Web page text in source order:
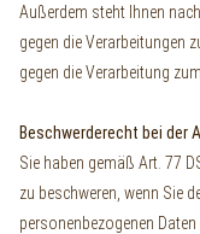
Außerdem steht Ihnen
gegen die Verarbeitungen
gegen die Verarbeitung
Beschwerderecht bei der
Sie haben gemäß Art. 77
zu beschweren, wenn Sie
personenbezogenen